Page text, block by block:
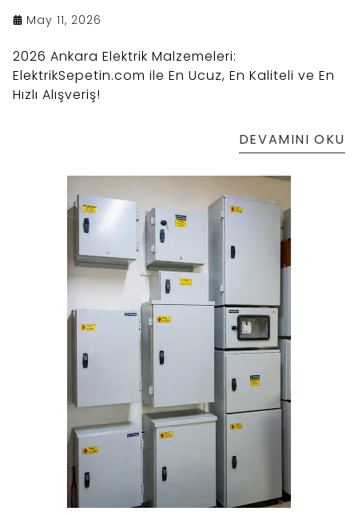
May 11, 2026
2026 Ankara Elektrik Malzemeleri:
ElektrikSepetin.com ile En Ucuz, En Kaliteli ve En
Hızlı Alışveriş!
DEVAMINI OKU